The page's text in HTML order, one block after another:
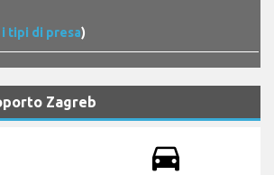
tipi di presa)
Zagreb
drive_eta